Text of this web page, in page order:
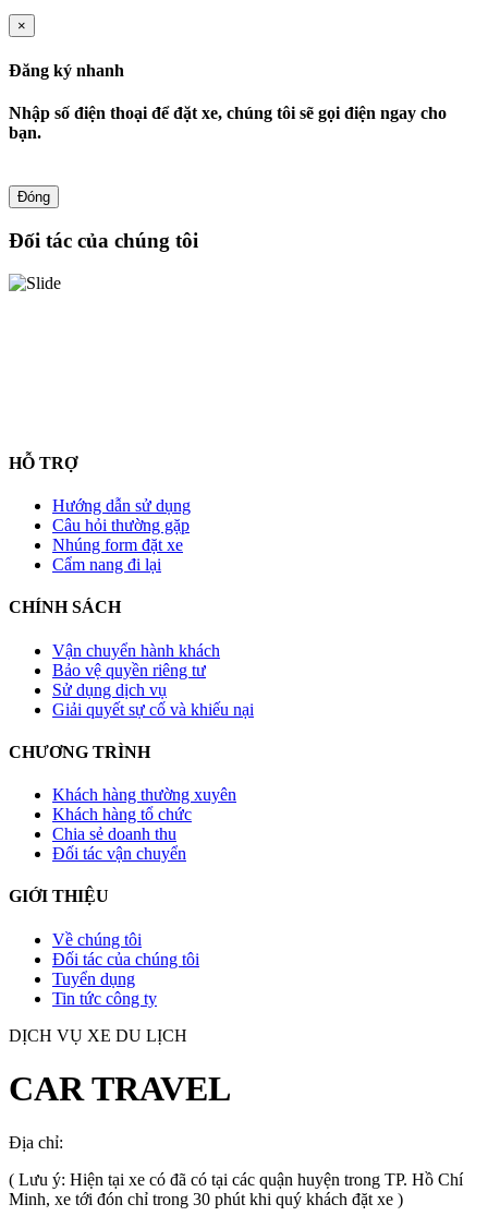
×
Đăng ký nhanh
Nhập số điện thoại để đặt xe, chúng tôi sẽ gọi điện ngay cho
bạn.
Đóng
Đối tác của chúng tôi
HỖ TRỢ
Hướng dẫn sử dụng
Câu hỏi thường gặp
Nhúng form đặt xe
Cẩm nang đi lại
CHÍNH SÁCH
Vận chuyển hành khách
Bảo vệ quyền riêng tư
Sử dụng dịch vụ
Giải quyết sự cố và khiếu nại
CHƯƠNG TRÌNH
Khách hàng thường xuyên
Khách hàng tổ chức
Chia sẻ doanh thu
Đối tác vận chuyển
GIỚI THIỆU
Về chúng tôi
Đối tác của chúng tôi
Tuyển dụng
Tin tức công ty
DỊCH VỤ XE DU LỊCH
CAR TRAVEL
Địa chỉ:
( Lưu ý: Hiện tại xe có đã có tại các quận huyện trong TP. Hồ Chí
Minh, xe tới đón chỉ trong 30 phút khi quý khách đặt xe )